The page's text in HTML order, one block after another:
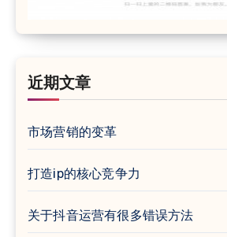
近期文章
市场营销的变革
打造ip的核心竞争力
关于抖音运营有很多错误方法